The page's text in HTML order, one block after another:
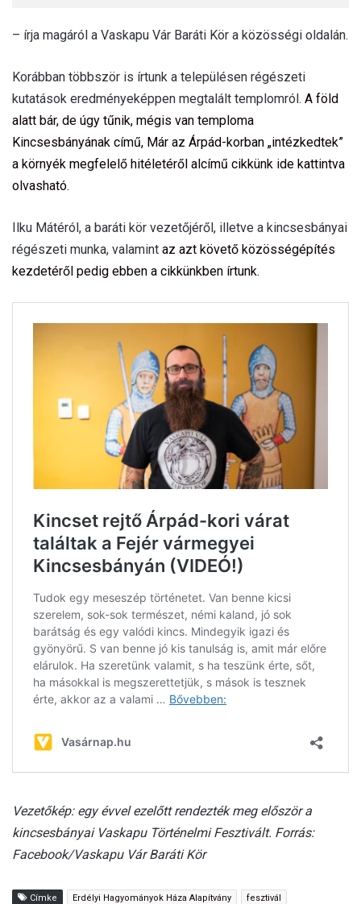
– írja magáról a Vaskapu Vár Baráti Kör a közösségi oldalán.
Korábban többször is írtunk a településen régészeti
kutatások eredményeképpen megtalált templomról. A föld
alatt bár, de úgy tűnik, mégis van temploma
Kincsesbányának című, Már az Árpád-korban „intézkedtek”
a környék megfelelő hitéletéről alcímű cikkünk ide kattintva
olvasható.
Ilku Mátéról, a baráti kör vezetőjéről, illetve a kincsesbányai
régészeti munka, valamint az azt követő közösségépítés
kezdetéről pedig ebben a cikkünkben írtunk.
Vezetőkép: egy évvel ezelőtt rendezték meg először a
kincsesbányai Vaskapu Történelmi Fesztivált. Forrás:
Facebook/Vaskapu Vár Baráti Kör
Címke Erdélyi Hagyományok Háza Alapítvány fesztivál